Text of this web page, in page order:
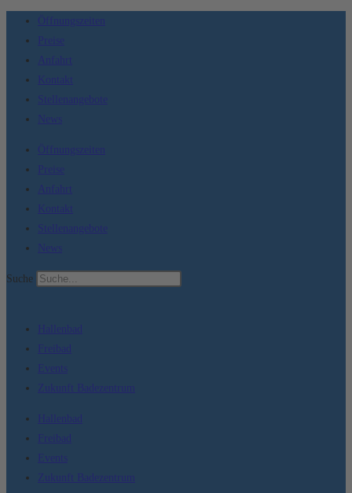
Zum
Inhalt
springen
Öffnungszeiten
Preise
Anfahrt
Kontakt
Stellenangebote
News
Öffnungszeiten
Preise
Anfahrt
Kontakt
Stellenangebote
News
Suche
Hallenbad
Freibad
Events
Zukunft Badezentrum
Hallenbad
Freibad
Events
Zukunft Badezentrum